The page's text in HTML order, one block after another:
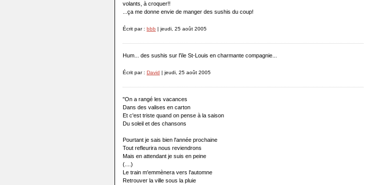
volants, à croquer!!
...ça me donne envie de manger des sushis du coup!
Écrit par : bbb | jeudi, 25 août 2005
Hum... des sushis sur l'ïle St-Louis en charmante compagnie...
Écrit par : David | jeudi, 25 août 2005
"On a rangé les vacances
Dans des valises en carton
Et c'est triste quand on pense à la saison
Du soleil et des chansons
Pourtant je sais bien l'année prochaine
Tout refleurira nous reviendrons
Mais en attendant je suis en peine
(....)
Le train m'emmènera vers l'automne
Retrouver la ville sous la pluie